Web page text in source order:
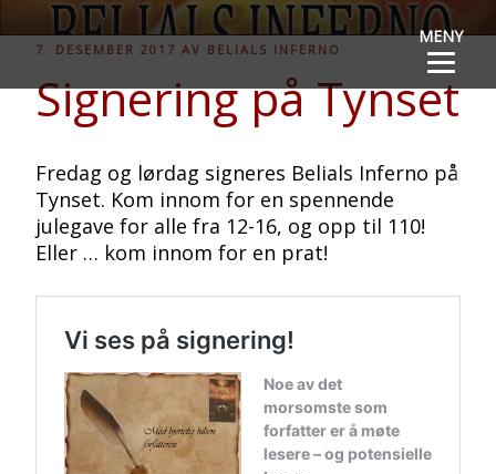
MENY
til
BELIALS
INFERNO
Norsk fantasythriller for YA
PUBLISERT
7. DESEMBER 2017 AV BELIALS INFERNO
Signering på Tynset
Fredag og lørdag signeres Belials Inferno på
Tynset. Kom innom for en spennende
julegave for alle fra 12-16, og opp til 110!
Eller … kom innom for en prat!